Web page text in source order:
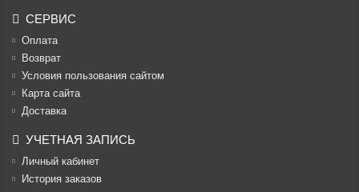
СЕРВИС
Оплата
Возврат
Условия пользования сайтом
Карта сайта
Доставка
УЧЕТНАЯ ЗАПИСЬ
Личный кабинет
История заказов